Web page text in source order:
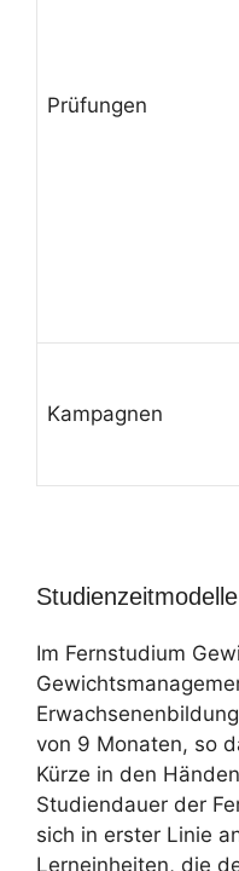
Prüfungen
Kampagnen
Studienzeitmodelle
Im Fernstudium
von 9 Monaten, so
Kürze in den
Studiendauer der
sich in erster Linie
Lerneinheiten, die